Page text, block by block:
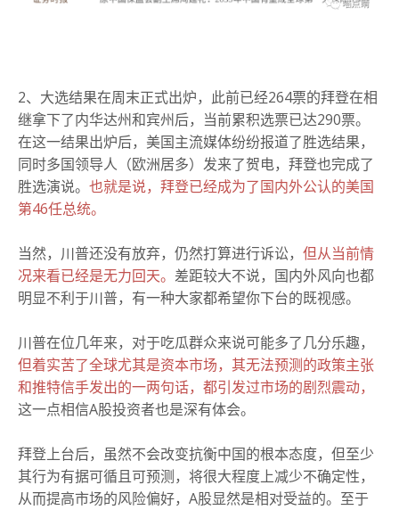
2、大选结果在周末正式出炉，此前已经264票的拜登在相
继拿下了内华达州和宾州后，当前累积选票已达290票。
在这一结果出炉后，美国主流媒体纷纷报道了胜选结果，
同时多国领导人（欧洲居多）发来了贺电，拜登也完成了
胜选演说。 也就是说，拜登已经成为了国内外公认的美国
第46任总统。
当然，川普还没有放弃，仍然打算进行诉讼， 但从当前情
况来看已经是无力回天。 差距较大不说，国内外风向也都
明显不利于川普，有一种大家都希望你下台的既视感。
川普在位几年来，对于吃瓜群众来说可能多了几分乐趣，
但着实苦了全球尤其是资本市场，其无法预测的政策主张
和推特信手发出的一两句话，都引发过市场的剧烈震动，
这一点相信A股投资者也是深有体会。
拜登上台后，虽然不会改变抗衡中国的根本态度，但至少
其行为有据可循且可预测，将很大程度上减少不确定性，
从而提高市场的风险偏好，A股显然是相对受益的。 至于